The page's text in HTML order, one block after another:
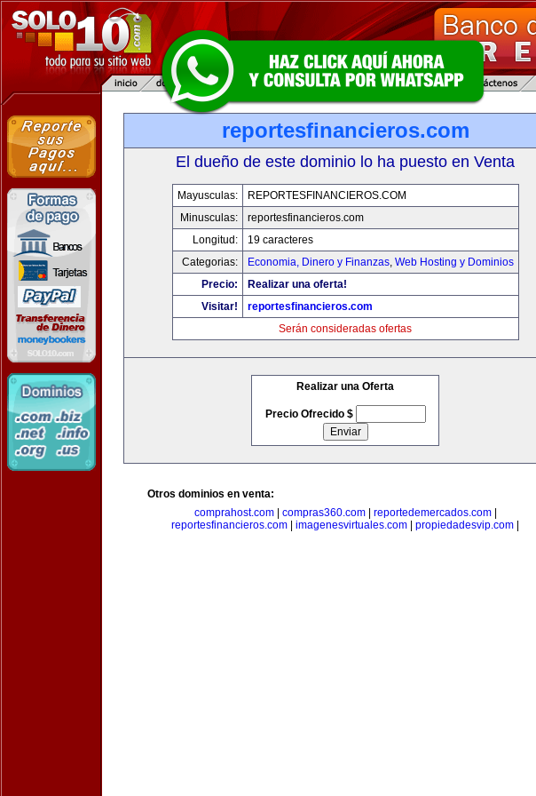
reportesfinancieros.com
El dueño de este dominio lo ha puesto en Venta
Mayusculas:
REPORTESFINANCIEROS.COM
Minusculas:
reportesfinancieros.com
Longitud:
19 caracteres
Categorias:
Economia, Dinero y Finanzas, Web Hosting y Dominios
Precio:
Realizar una oferta!
Visitar!
reportesfinancieros.com
Serán consideradas ofertas
Realizar una Oferta
Precio Ofrecido $
Otros dominios en venta:
comprahost.com| compras360.com| reportedemercados.com|
reportesfinancieros.com
imagenesvirtuales.com propiedadesvip.com